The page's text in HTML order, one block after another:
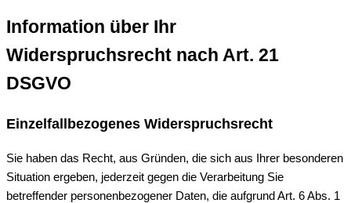
Information über Ihr
Widerspruchsrecht nach Art. 21
DSGVO
Einzelfallbezogenes Widerspruchsrecht
Sie haben das Recht, aus Gründen, die sich aus Ihrer besonderen
Situation ergeben, jederzeit gegen die Verarbeitung Sie
betreffender personenbezogener Daten, die aufgrund Art. 6 Abs. 1